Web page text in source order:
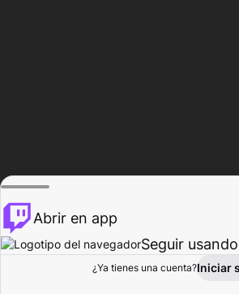
Explorar
Abrir en app
Seguir
¿Ya tienes una cuenta?Iniciar